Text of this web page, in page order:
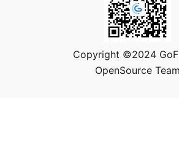
Copyright ©2024
OpenSource Team